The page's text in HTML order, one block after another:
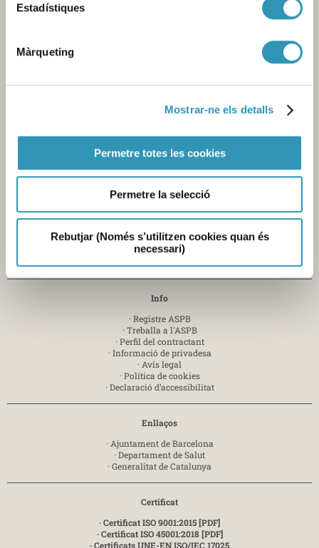
Estadístiques
Màrqueting
Mostrar-ne els detalls
Permetre totes les cookies
Permetre la selecció
Rebutjar (Només s’utilitzen cookies quan és
necessari)
Pl. Lesseps, 1 - 08023 Barcelona -T. 932 384 545
Laboratori
Av. Drassanes, 13 - 08001 Barcelona -T. 934 439 400
Mercabarna
Zona Franca, sector C - 08040 Barcelona-T. 935 563 341
Info
· Registre ASPB
· Treballa a l'ASPB
· Perfil del contractant
· Informació de privadesa
· Avís legal
· Política de cookies
· Declaració d’accessibilitat
Enllaços
· Ajuntament de Barcelona
· Departament de Salut
· Generalitat de Catalunya
Certificat
· Certificat ISO 9001:2015 [PDF]
· Certificat ISO 45001:2018 [PDF]
· Certificats UNE-EN ISO/IEC 17025